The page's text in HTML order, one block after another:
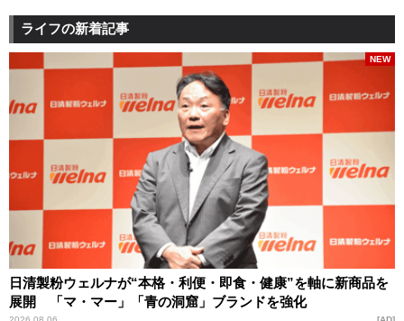
ライフの新着記事
日清製粉ウェルナが“本格・利便・即食・健康”を軸に新商品を
展開 「マ・マー」「青の洞窟」ブランドを強化
NEW